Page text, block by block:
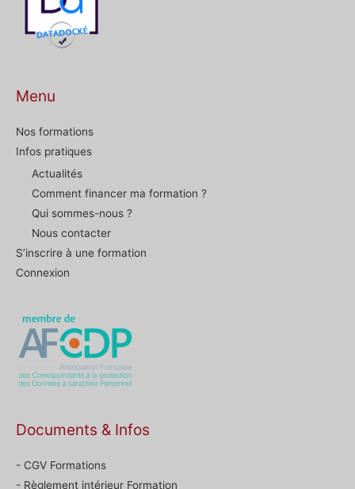
Menu
Nos formations
Infos pratiques
Actualités
Comment financer ma formation ?
Qui sommes-nous ?
Nous contacter
S’inscrire à une formation
Connexion
Documents & Infos
- CGV Formations
- Règlement intérieur Formation